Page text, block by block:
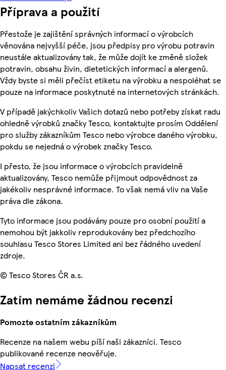
Příprava a použití
Přestože je zajištění správných informací o výrobcích
věnována nejvyšší péče, jsou předpisy pro výrobu potravin
neustále aktualizovány tak, že může dojít ke změně složek
potravin, obsahu živin, dietetických informací a alergenů.
Vždy byste si měli přečíst etiketu na výrobku a nespoléhat se
pouze na informace poskytnuté na internetových stránkách.
V případě jakýchkoliv Vašich dotazů nebo potřeby získat radu
ohledně výrobků značky Tesco, kontaktujte prosím Oddělení
pro služby zákazníkům Tesco nebo výrobce daného výrobku,
pokdu se nejedná o výrobek značky Tesco.
I přesto, že jsou informace o výrobcích pravidelně
aktualizovány, Tesco nemůže přijmout odpovědnost za
jakékoliv nesprávné informace. To však nemá vliv na Vaše
práva dle zákona.
Tyto informace jsou podávány pouze pro osobní použití a
nemohou být jakkoliv reprodukovány bez předchozího
souhlasu Tesco Stores Limited ani bez řádného uvedení
zdroje.
© Tesco Stores ČR a.s.
Zatím nemáme žádnou recenzi
Pomozte ostatním zákazníkům
Recenze na našem webu píší naši zákazníci. Tesco
publikované recenze neověřuje.
Napsat recenzi